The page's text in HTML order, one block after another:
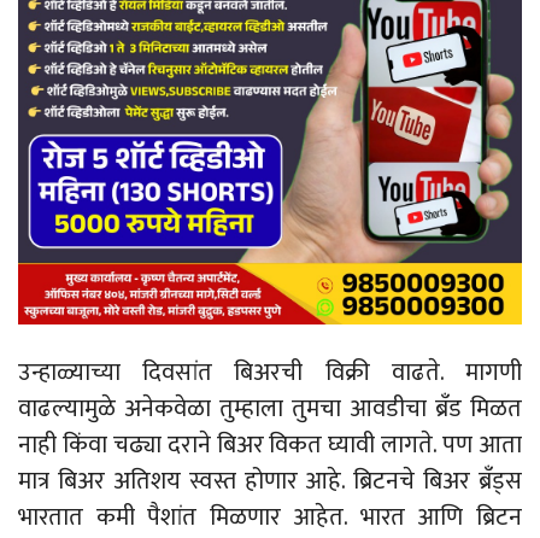
उन्हाळ्याच्या दिवसांत बिअरची विक्री वाढते. मागणी
वाढल्यामुळे अनेकवेळा तुम्हाला तुमचा आवडीचा ब्रँड मिळत
नाही किंवा चढ्या दराने बिअर विकत घ्यावी लागते. पण आता
मात्र बिअर अतिशय स्वस्त होणार आहे. ब्रिटनचे बिअर ब्रँड्स
भारतात कमी पैशांत मिळणार आहेत. भारत आणि ब्रिटन